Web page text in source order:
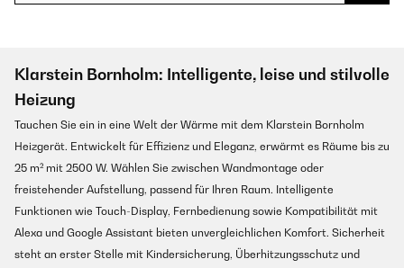
Klarstein Bornholm: Intelligente, leise und stilvolle
Heizung
Tauchen Sie ein in eine Welt der Wärme mit dem Klarstein Bornholm
Heizgerät. Entwickelt für Effizienz und Eleganz, erwärmt es Räume bis zu
25 m² mit 2500 W. Wählen Sie zwischen Wandmontage oder
freistehender Aufstellung, passend für Ihren Raum. Intelligente
Funktionen wie Touch-Display, Fernbedienung sowie Kompatibilität mit
Alexa und Google Assistant bieten unvergleichlichen Komfort. Sicherheit
steht an erster Stelle mit Kindersicherung, Überhitzungsschutz und